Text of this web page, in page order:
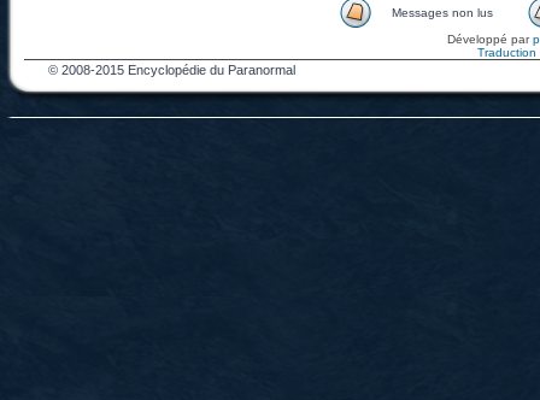
Messages non lus
Développé par
Traduction
© 2008-2015 Encyclopédie du Paranormal